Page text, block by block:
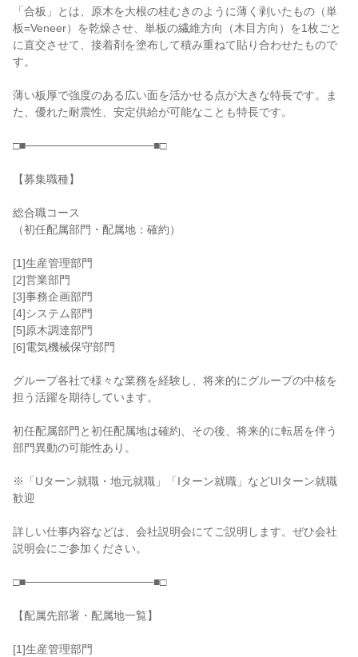
「合板」とは、原木を大根の桂むきのように薄く剥いたもの（単
板=Veneer）を乾燥させ、単板の繊維方向（木目方向）を1枚ごと
に直交させて、接着剤を塗布して積み重ねて貼り合わせたもので
す。
薄い板厚で強度のある広い面を活かせる点が大きな特長です。ま
た、優れた耐震性、安定供給が可能なことも特長です。
□■────────────────■□
【募集職種】
総合職コース
（初任配属部門・配属地：確約）
[1]生産管理部門
[2]営業部門
[3]事務企画部門
[4]システム部門
[5]原木調達部門
[6]電気機械保守部門
グループ各社で様々な業務を経験し、将来的にグループの中核を
担う活躍を期待しています。
初任配属部門と初任配属地は確約、その後、将来的に転居を伴う
部門異動の可能性あり。
※「Uターン就職・地元就職」「Iターン就職」などUIターン就職
歓迎
詳しい仕事内容などは、会社説明会にてご説明します。ぜひ会社
説明会にご参加ください。
□■────────────────■□
【配属先部署・配属地一覧】
[1]生産管理部門